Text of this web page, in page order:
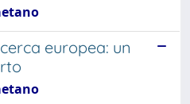
europea: un